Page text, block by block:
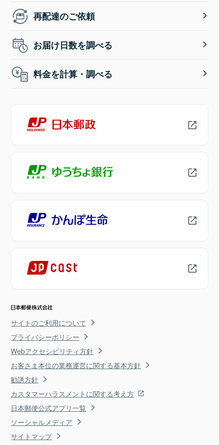
再配達のご依頼
お届け日数を調べる
料金を計算・調べる
サイトのご利用について
プライバシーポリシー
Webアクセシビリティ方針
お客さま本位の業務運営に関する基本方針
勧誘方針
カスタマーハラスメントに関する考え方
日本郵便公式アプリ一覧
ソーシャルメディア
サイトマップ